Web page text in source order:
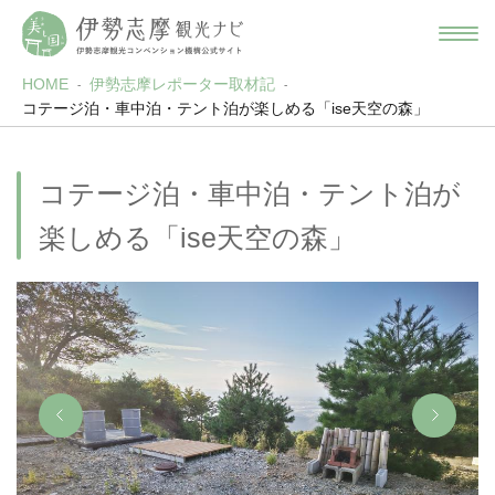
HOME
伊勢志摩レポーター取材記
コテージ泊・車中泊・テント泊が楽しめる「ise天空の森」
コテージ泊・車中泊・テント泊が
楽しめる「ise天空の森」